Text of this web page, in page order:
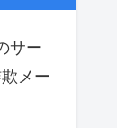
サー
メー